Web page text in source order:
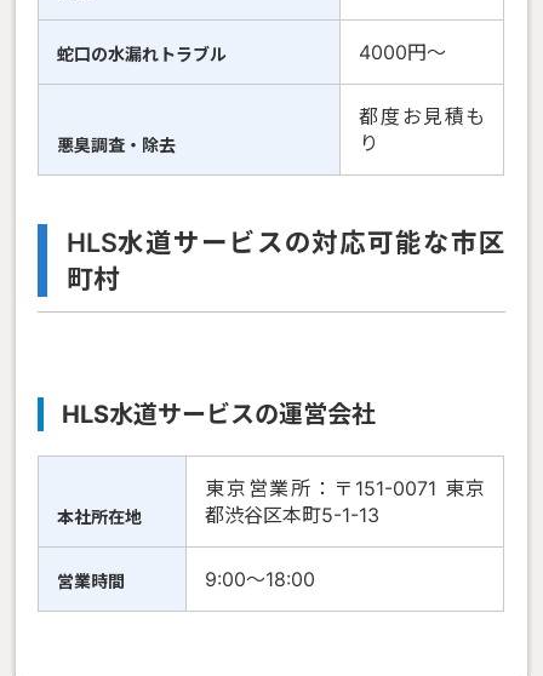
蛇口の水漏れトラブル 4000円〜
悪臭調査・除去
都度お見積も
り
HLS水道サービスの対応可能な市区
町村
HLS水道サービスの運営会社
本社所在地
東京営業所：〒151-0071 東京
都渋谷区本町5-1-13
営業時間 9:00〜18:00